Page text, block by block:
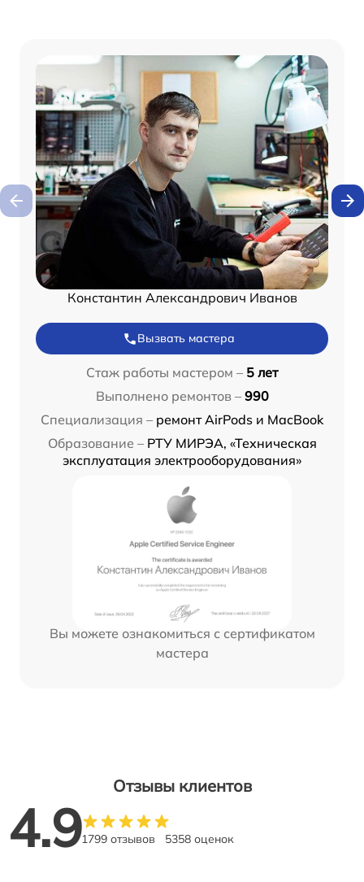
Константин Александрович Иванов
Вызвать мастера
Стаж работы мастером – 5 лет
Выполнено ремонтов – 990
Специализация – ремонт AirPods и MacBook
Образование – РТУ МИРЭА, «Техническая
эксплуатация электрооборудования»
Вы можете ознакомиться с сертификатом
мастера
Отзывы клиентов
4.91799 отзывов 5358 оценок